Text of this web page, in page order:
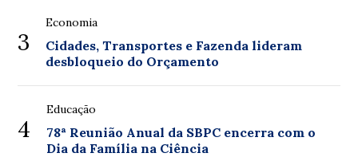
3
Economia
Cidades, Transportes e Fazenda lideram
desbloqueio do Orçamento
4
Educação
78ª Reunião Anual da SBPC encerra com o
Dia da Família na Ciência